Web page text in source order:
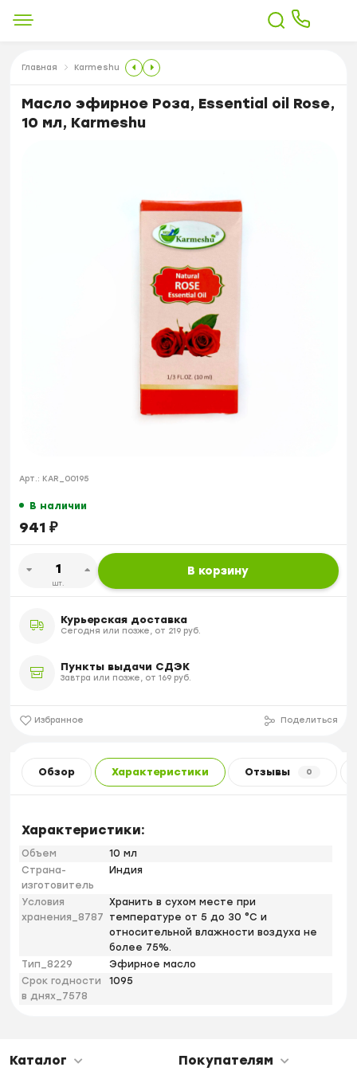
Главная Karmeshu
Масло эфирное Роза, Essential oil Rose,
10 мл, Karmeshu
Арт.: KAR_00195
В наличии
941 ₽
шт.
В корзину
Курьерская доставка
Сегодня или позже, от 219 руб.
Пункты выдачи СДЭК
Завтра или позже, от 169 руб.
Избранное Поделиться
Обзор Характеристики Отзывы 0
Характеристики:
Объем
10 мл
Страна-
изготовитель
Индия
Условия
хранения_8787
Хранить в сухом месте при
температуре от 5 до 30 °С и
относительной влажности воздуха не
более 75%.
Тип_8229
Эфирное масло
Срок годности
в днях_7578
1095
Каталог Покупателям